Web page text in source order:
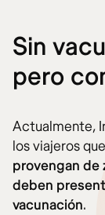
Sin
pero
Actualmente,
los viajeros
provengan de
deben
vacunación.